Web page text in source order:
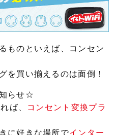
ものといえば、コンセン
を買い揃えるのは面倒！
らせ☆
ば、
コンセント変換プラ
に好きな場所でインター